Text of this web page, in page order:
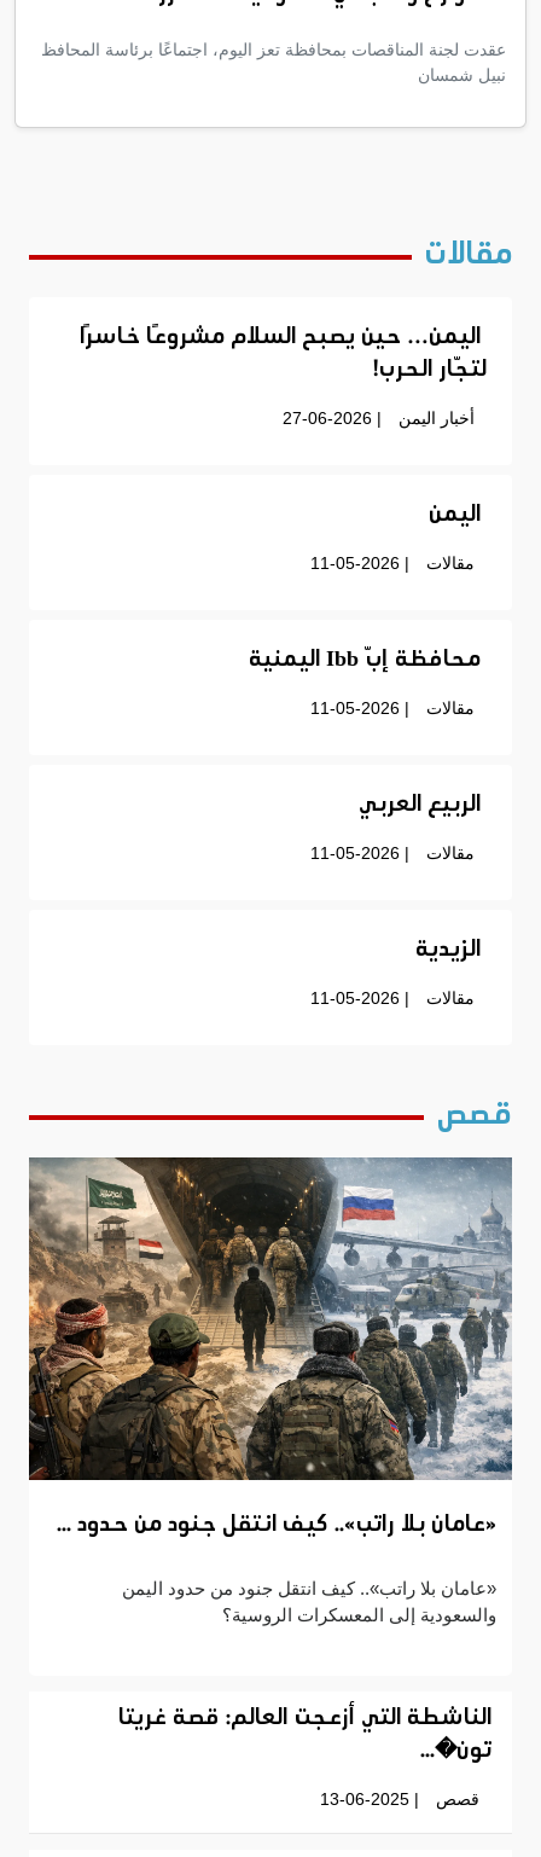
عقدت لجنة المناقصات بمحافظة تعز اليوم، اجتماعًا برئاسة المحافظ
نبيل شمسان
مقالات
اليمن… حين يصبح السلام مشروعًا خاسرًا
لتجّار الحرب!
أخبار اليمن | 27-06-2026
اليمن
مقالات | 11-05-2026
محافظة إبّ Ibb اليمنية
مقالات | 11-05-2026
الربيع العربي
مقالات | 11-05-2026
الزيدية
مقالات | 11-05-2026
قصص
«عامان بلا راتب».. كيف انتقل جنود من حدود ...
«عامان بلا راتب».. كيف انتقل جنود من حدود اليمن
والسعودية إلى المعسكرات الروسية؟
الناشطة التي أزعجت العالم: قصة غريتا
تون�...
قصص | 13-06-2025